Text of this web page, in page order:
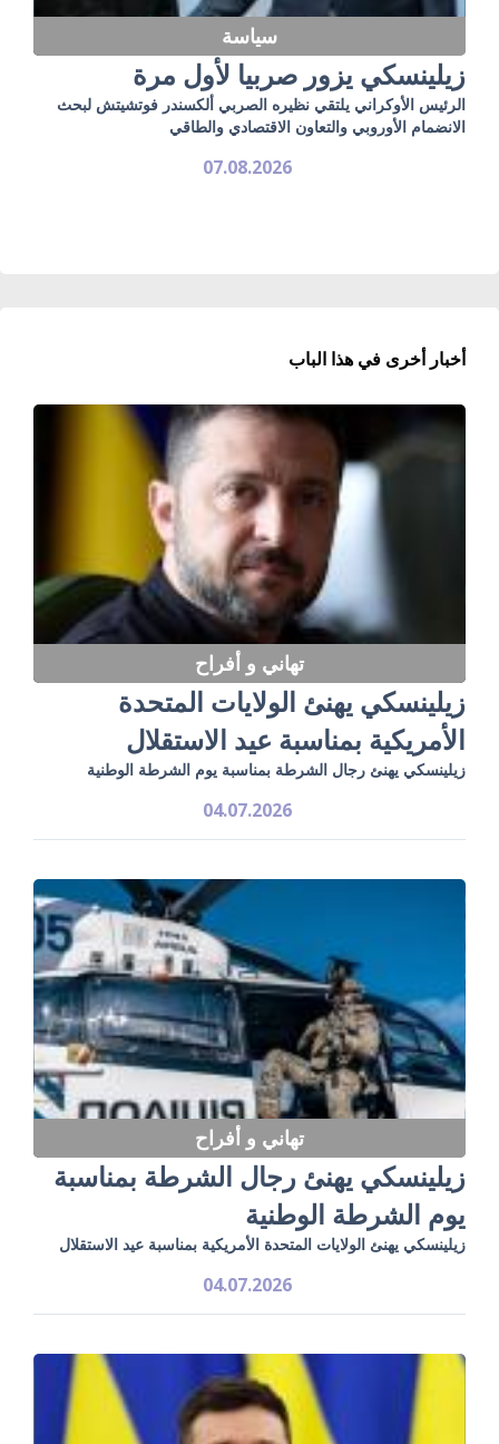
سياسة
زيلينسكي يزور صربيا لأول مرة
الرئيس الأوكراني يلتقي نظيره الصربي ألكسندر فوتشيتش لبحث
الانضمام الأوروبي والتعاون الاقتصادي والطاقي
07.08.2026
أخبار أخرى في هذا الباب
تهاني و أفراح
زيلينسكي يهنئ الولايات المتحدة
الأمريكية بمناسبة عيد الاستقلال
زيلينسكي يهنئ رجال الشرطة بمناسبة يوم الشرطة الوطنية
04.07.2026
تهاني و أفراح
زيلينسكي يهنئ رجال الشرطة بمناسبة
يوم الشرطة الوطنية
زيلينسكي يهنئ الولايات المتحدة الأمريكية بمناسبة عيد الاستقلال
04.07.2026